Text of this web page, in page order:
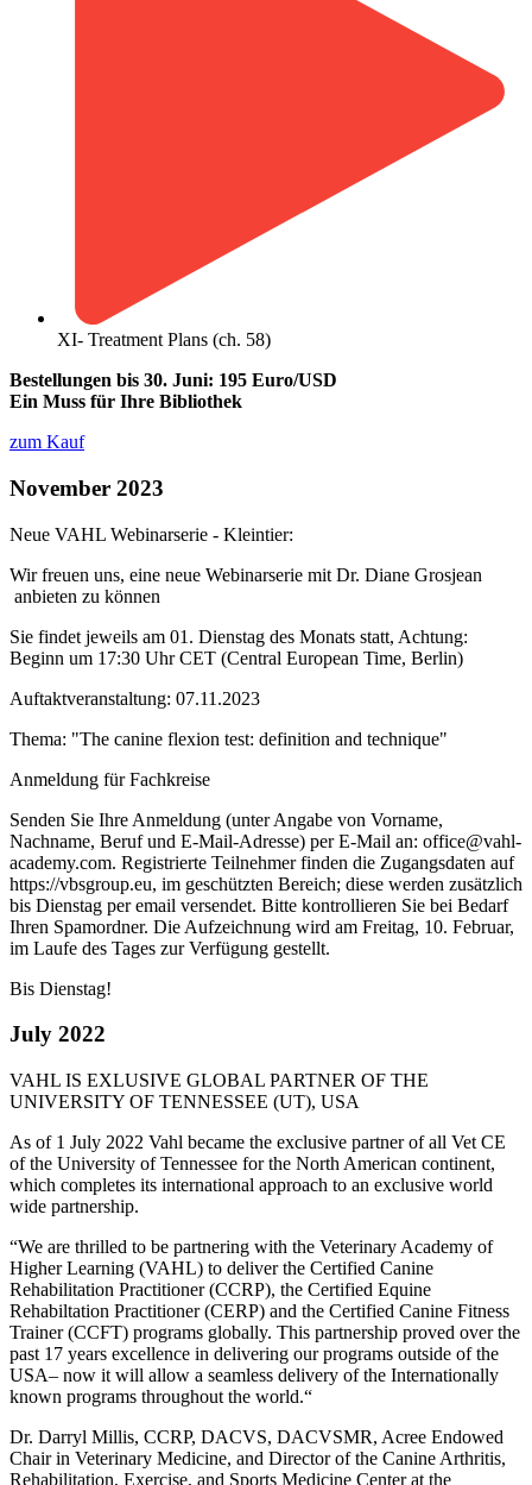
XI- Treatment Plans (ch. 58)
Bestellungen bis 30. Juni: 195 Euro/USD
Ein Muss für Ihre Bibliothek
zum Kauf
November 2023
Neue VAHL Webinarserie - Kleintier:
Wir freuen uns, eine neue Webinarserie mit Dr. Diane Grosjean
anbieten zu können
Sie findet jeweils am 01. Dienstag des Monats statt, Achtung:
Beginn um 17:30 Uhr CET (Central European Time, Berlin)
Auftaktveranstaltung: 07.11.2023
Thema: "The canine flexion test: definition and technique"
Anmeldung für Fachkreise
Senden Sie Ihre Anmeldung (unter Angabe von Vorname,
Nachname, Beruf und E-Mail-Adresse) per E-Mail an: office@vahl-
academy.com. Registrierte Teilnehmer finden die Zugangsdaten auf
https://vbsgroup.eu, im geschützten Bereich; diese werden zusätzlich
bis Dienstag per email versendet. Bitte kontrollieren Sie bei Bedarf
Ihren Spamordner. Die Aufzeichnung wird am Freitag, 10. Februar,
im Laufe des Tages zur Verfügung gestellt.
Bis Dienstag!
July 2022
VAHL IS EXLUSIVE GLOBAL PARTNER OF THE
UNIVERSITY OF TENNESSEE (UT), USA
As of 1 July 2022 Vahl became the exclusive partner of all Vet CE
of the University of Tennessee for the North American continent,
which completes its international approach to an exclusive world
wide partnership.
“We are thrilled to be partnering with the Veterinary Academy of
Higher Learning (VAHL) to deliver the Certified Canine
Rehabilitation Practitioner (CCRP), the Certified Equine
Rehabiltation Practitioner (CERP) and the Certified Canine Fitness
Trainer (CCFT) programs globally. This partnership proved over the
past 17 years excellence in delivering our programs outside of the
USA– now it will allow a seamless delivery of the Internationally
known programs throughout the world.“
Dr. Darryl Millis, CCRP, DACVS, DACVSMR, Acree Endowed
Chair in Veterinary Medicine, and Director of the Canine Arthritis,
Rehabilitation, Exercise, and Sports Medicine Center at the